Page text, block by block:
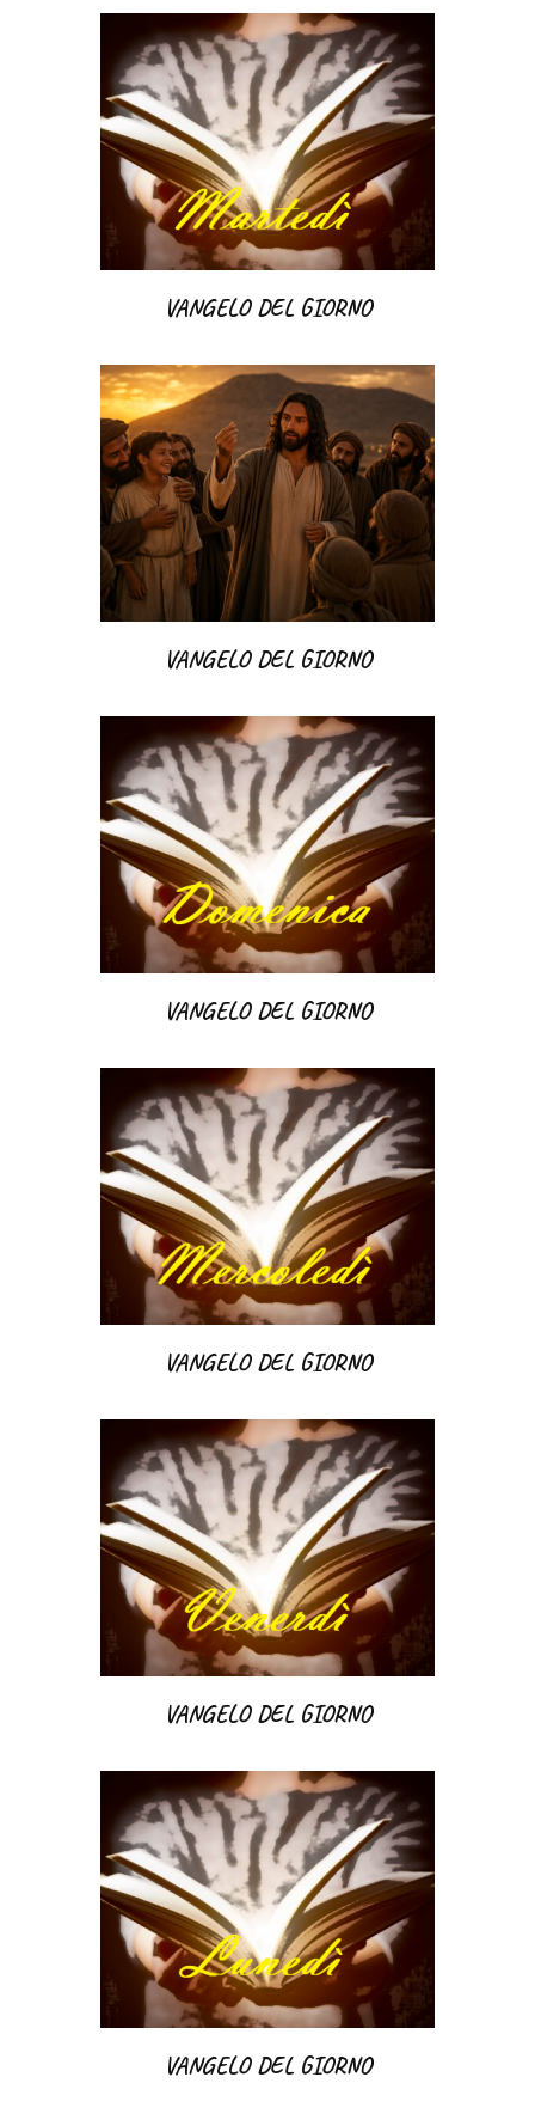
VANGELO DEL GIORNO
VANGELO DEL GIORNO
VANGELO DEL GIORNO
VANGELO DEL GIORNO
VANGELO DEL GIORNO
VANGELO DEL GIORNO